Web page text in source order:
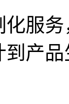
服
产